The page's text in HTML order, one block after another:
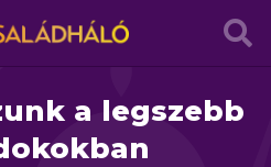
a legszebb